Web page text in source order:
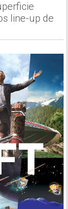
line-up de